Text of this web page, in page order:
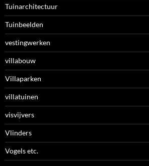
Tuinarchitectuur
Tuinbeelden
vestingwerken
villabouw
Villaparken
villatuinen
visvijvers
Vlinders
Vogels etc.